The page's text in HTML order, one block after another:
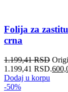
Folija za
crna
1.199,41RSD
1.199,41 RSD.
Dodaj u korpu
-50%